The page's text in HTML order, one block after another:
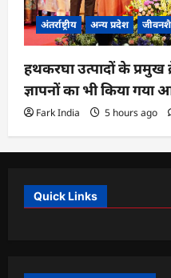
अंतर्राष्ट्रीय अन्य प्रदेश
हथकरघा उत्पादों के
ज्ञापनों का भी किया गया
Fark India 5 hours ago
Quick Links